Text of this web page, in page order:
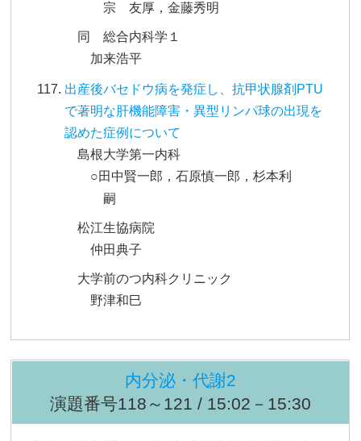
宗 友厚，金藤秀明
同 総合内科学１
加来浩平
出産後バセドウ病を発症し、抗甲状腺剤PTU
で著明な肝機能障害・異型リンパ球の出現を
認めた症例について
島根大学第一内科
○田中賢一郎，石原慎一郎，杉本利
嗣
松江生協病院
仲田典子
大学前のつ内科クリニック
野津和巳
内分泌・代謝2
演題番号118～121 / 15:02－15:30